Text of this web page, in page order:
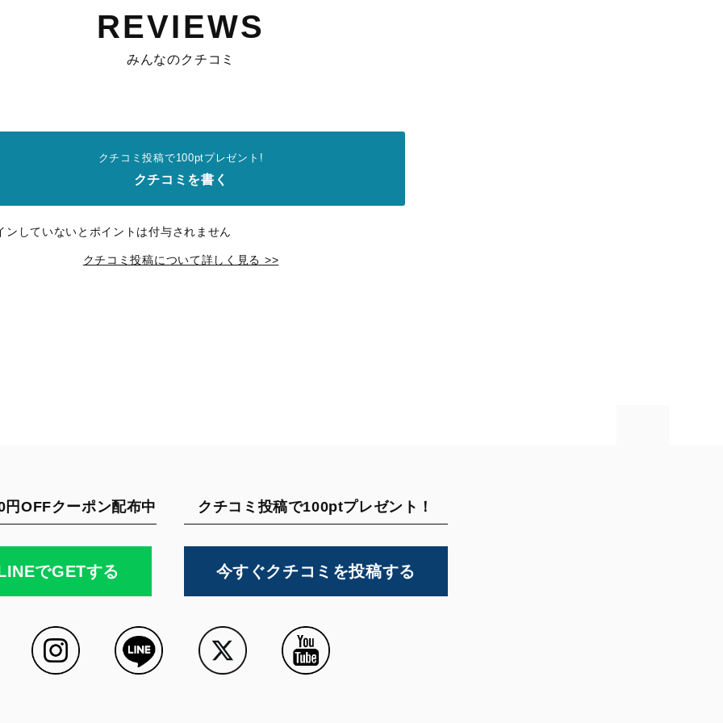
REVIEWS
みんなのクチコミ
クチコミ投稿で100ptプレゼント!
クチコミを書く
していないとポイントは付与されません
クチコミ投稿について詳しく見る >>
OFFクーポン配布中
でGETする
クチコミ投稿で100ptプレゼント！
今すぐクチコミを投稿する